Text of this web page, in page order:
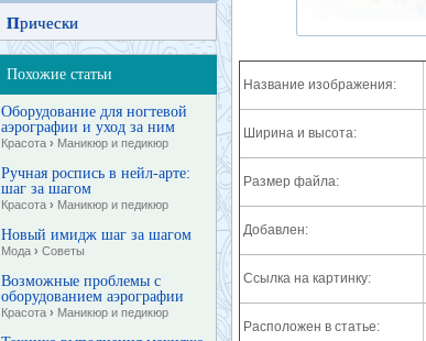
Прически
Похожие статьи
Оборудование для ногтевой
аэрографии и уход за ним
Красота › Маникюр и педикюр
Ручная роспись в нейл-арте:
шаг за шагом
Красота › Маникюр и педикюр
Новый имидж шаг за шагом
Мода › Советы
Возможные проблемы с
оборудованием аэрографии
Красота › Маникюр и педикюр
Название изображения:
Ширина и высота:
Размер файла:
Добавлен:
Ссылка на картинку:
Расположен в статье: